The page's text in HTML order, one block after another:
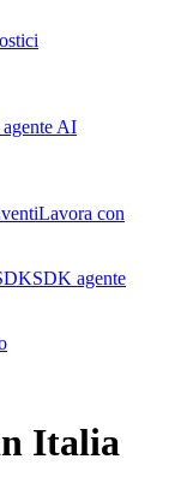
AI
Lavora con
SDK agente
Italia